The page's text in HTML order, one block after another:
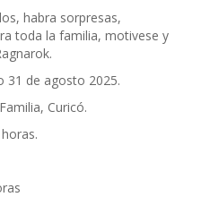
habra sorpresas,
toda la familia, motivese y
31 de agosto 2025.
Curicó.